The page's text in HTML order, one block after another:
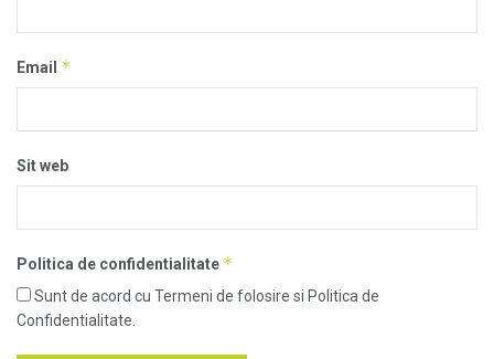
Email *
Sit web
Politica de confidentialitate *
Sunt de acord cu Termeni de folosire si Politica de
Confidentialitate.